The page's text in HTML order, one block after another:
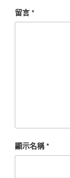
留言*
顯示名稱*